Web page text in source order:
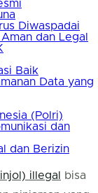
Diwaspadai
dan Legal
Baik
Data yang
(Polri)
dan
dan Berizin
illegal
bisa